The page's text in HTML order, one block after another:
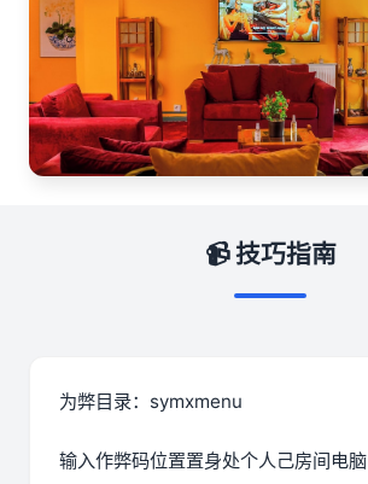
📹 技巧指南
为弊目录：symxmenu
输入作弊码位置置身处个人己房间电脑